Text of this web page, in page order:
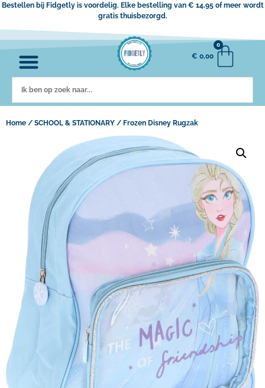
Bestellen bij Fidgetly is voordelig. Elke bestelling van € 14,95 of meer wordt
gratis thuisbezorgd.
€ 0,00
0
Home / SCHOOL & STATIONARY / Frozen Disney Rugzak